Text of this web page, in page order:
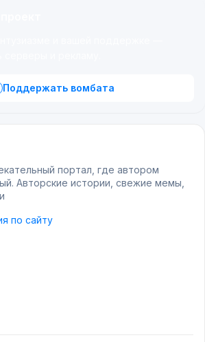
Поддержать вомбата
портал, где автором
Авторские истории, свежие мемы,
по сайту